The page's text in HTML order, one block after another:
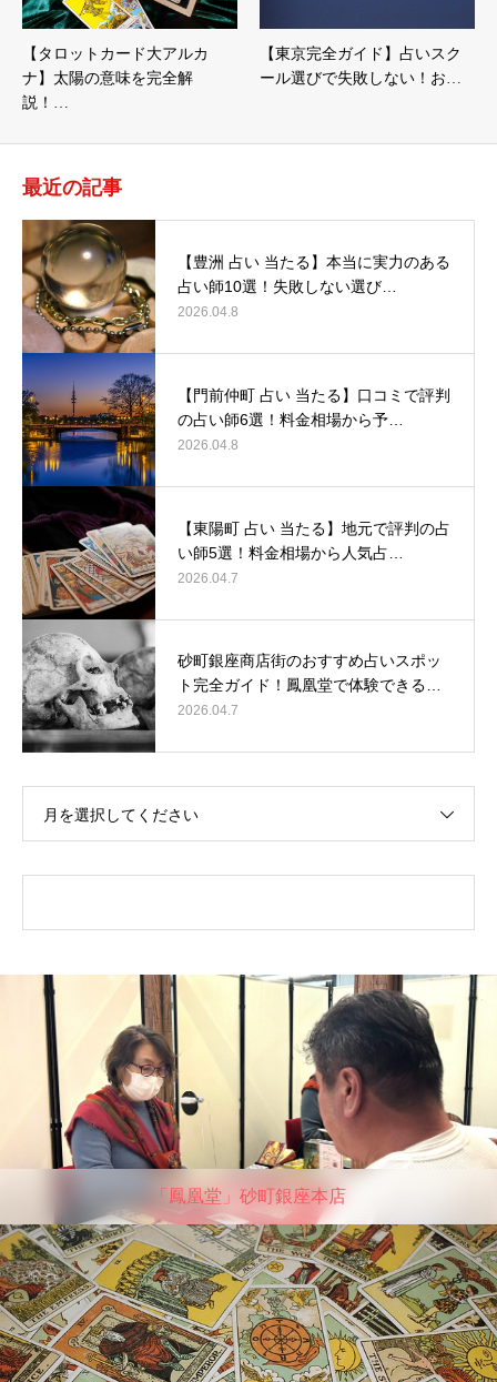
【タロットカード大アルカ
ナ】太陽の意味を完全解
説！…
【東京完全ガイド】占いスク
ール選びで失敗しない！お…
最近の記事
【豊洲 占い 当たる】本当に実力のある
占い師10選！失敗しない選び…
2026.04.8
【門前仲町 占い 当たる】口コミで評判
の占い師6選！料金相場から予…
2026.04.8
【東陽町 占い 当たる】地元で評判の占
い師5選！料金相場から人気占…
2026.04.7
砂町銀座商店街のおすすめ占いスポッ
ト完全ガイド！鳳凰堂で体験できる…
2026.04.7
月を選択してください
「鳳凰堂」砂町銀座本店